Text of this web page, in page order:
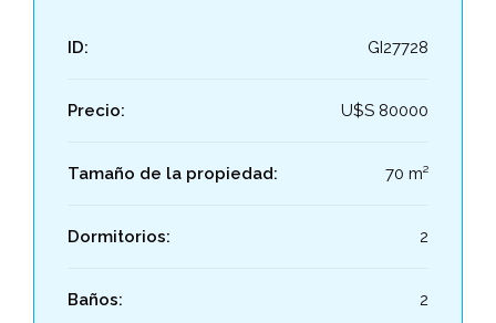
ID: GI27728
Precio: U$S 80000
Tamaño de la propiedad: 70 m²
Dormitorios: 2
Baños: 2